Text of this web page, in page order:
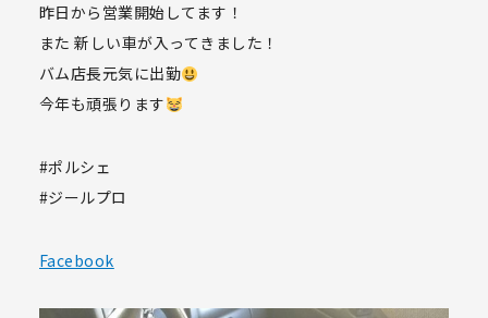
昨日から営業開始してます！
また 新しい車が入ってきました！
バム店長元気に出勤
今年も頑張ります
#ポルシェ
#ジールプロ
Facebook